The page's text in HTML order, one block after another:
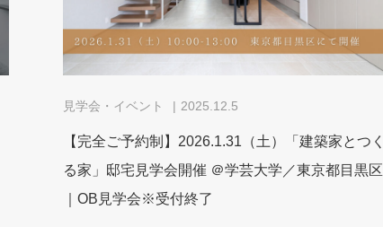
見学会・イベント 2025.12.5
【完全ご予約制】2026.1.31（土）「建築家とつく
る家」邸宅見学会開催 ＠学芸大学／東京都目黒区
｜OB見学会※受付終了